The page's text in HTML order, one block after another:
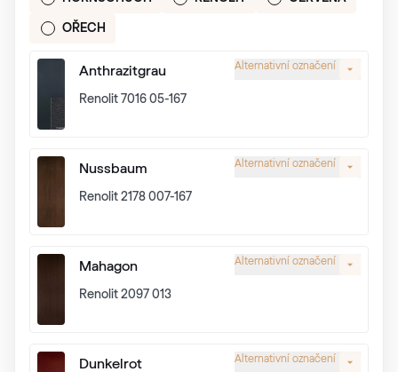
OŘECH
Anthrazitgrau
Renolit 7016 05-167
Alternativní označení
Nussbaum
Renolit 2178 007-167
Alternativní označení
Mahagon
Renolit 2097 013
Alternativní označení
Dunkelrot Alternativní označení